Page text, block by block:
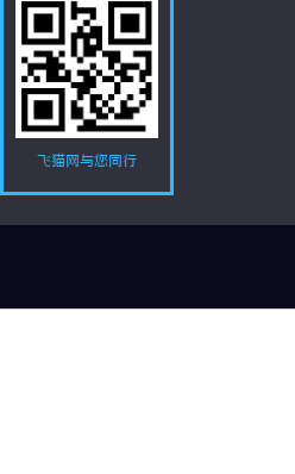
飞猫网与您同行